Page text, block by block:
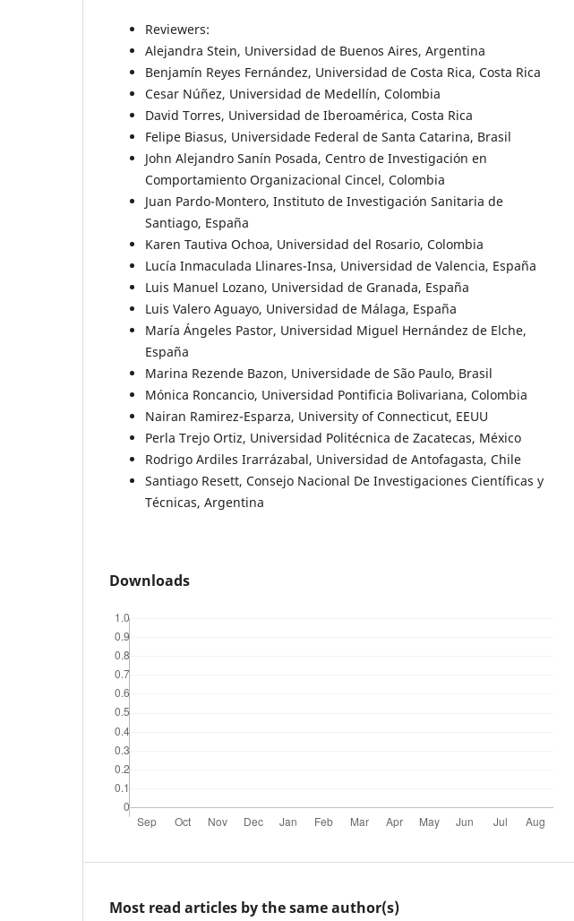
Reviewers:
Alejandra Stein, Universidad de Buenos Aires, Argentina
Benjamín Reyes Fernández, Universidad de Costa Rica, Costa Rica
Cesar Núñez, Universidad de Medellín, Colombia
David Torres, Universidad de Iberoamérica, Costa Rica
Felipe Biasus, Universidade Federal de Santa Catarina, Brasil
John Alejandro Sanín Posada, Centro de Investigación en
Comportamiento Organizacional Cincel, Colombia
Juan Pardo-Montero, Instituto de Investigación Sanitaria de
Santiago, España
Karen Tautiva Ochoa, Universidad del Rosario, Colombia
Lucía Inmaculada Llinares-Insa, Universidad de Valencia, España
Luis Manuel Lozano, Universidad de Granada, España
Luis Valero Aguayo, Universidad de Málaga, España
María Ángeles Pastor, Universidad Miguel Hernández de Elche,
España
Marina Rezende Bazon, Universidade de São Paulo, Brasil
Mónica Roncancio, Universidad Pontificia Bolivariana, Colombia
Nairan Ramirez-Esparza, University of Connecticut, EEUU
Perla Trejo Ortiz, Universidad Politécnica de Zacatecas, México
Rodrigo Ardiles Irarrázabal, Universidad de Antofagasta, Chile
Santiago Resett, Consejo Nacional De Investigaciones Científicas y
Técnicas, Argentina
Downloads
Most read articles by the same author(s)